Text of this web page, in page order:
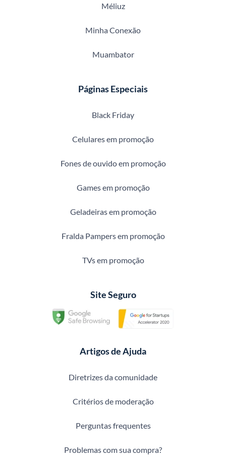
Méliuz
Minha Conexão
Muambator
Páginas Especiais
Black Friday
Celulares em promoção
Fones de ouvido em promoção
Games em promoção
Geladeiras em promoção
Fralda Pampers em promoção
TVs em promoção
Site Seguro
Artigos de Ajuda
Diretrizes da comunidade
Critérios de moderação
Perguntas frequentes
Problemas com sua compra?